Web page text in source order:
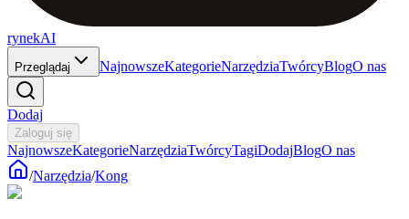
rynekAI
Przeglądaj NajnowszeKategorieNarzędziaTwórcyBlogO nas
Dodaj
Zaloguj się
NajnowszeKategorieNarzędziaTwórcyTagiDodajBlogO nas
/Narzędzia/Kong